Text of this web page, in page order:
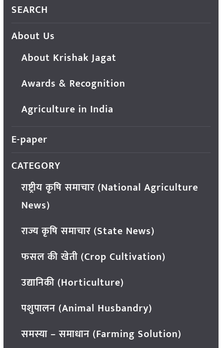
SEARCH
About Us
About Krishak Jagat
Awards & Recognition
Agriculture in India
E-paper
CATEGORY
राष्ट्रीय कृषि समाचार (National Agriculture
News)
राज्य कृषि समाचार (State News)
फसल की खेती (Crop Cultivation)
उद्यानिकी (Horticulture)
पशुपालन (Animal Husbandry)
समस्या – समाधान (Farming Solution)